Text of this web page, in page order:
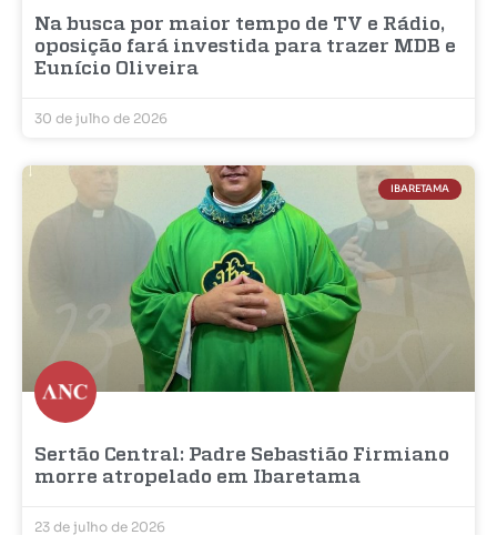
Na busca por maior tempo de TV e Rádio,
oposição fará investida para trazer MDB e
Eunício Oliveira
30 de julho de 2026
IBARETAMA
Sertão Central: Padre Sebastião Firmiano
morre atropelado em Ibaretama
23 de julho de 2026